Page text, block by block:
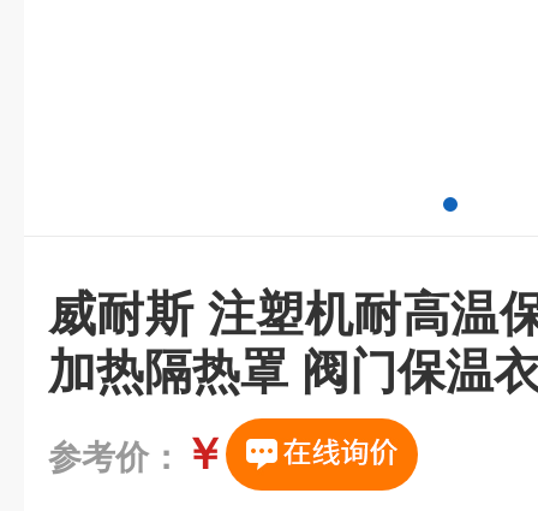
威耐斯 注塑机耐高温
加热隔热罩 阀门保温
参考价： ￥